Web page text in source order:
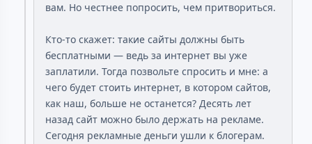
вам. Но честнее попросить, чем притвориться.
Кто-то скажет: такие сайты должны быть
бесплатными — ведь за интернет вы уже
заплатили. Тогда позвольте спросить и мне: а
чего будет стоить интернет, в котором сайтов,
как наш, больше не останется? Десять лет
назад сайт можно было держать на рекламе.
Сегодня рекламные деньги ушли к блогерам.